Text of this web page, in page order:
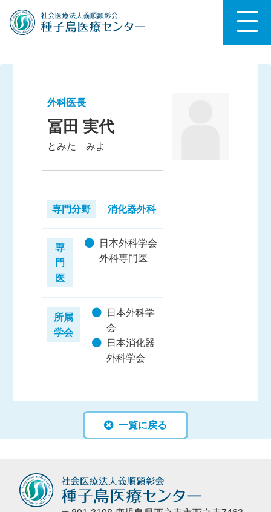
外科医長
冨田 実代
とみた みよ
専門分野 消化器外科
専
門
医
日本外科学会
外科専門医
所属
学会
日本外科学
会
日本消化器
外科学会
一覧に戻る